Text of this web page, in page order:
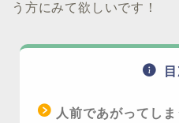
う方にみて欲しいです！
人前であがってし